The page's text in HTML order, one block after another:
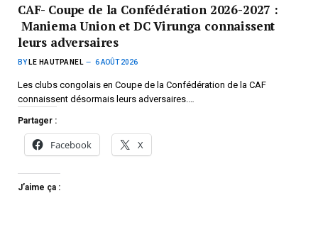
CAF- Coupe de la Confédération 2026-2027 :
Maniema Union et DC Virunga connaissent
leurs adversaires
BY LE HAUTPANEL 6 AOÛT 2026
Les clubs congolais en Coupe de la Confédération de la CAF
connaissent désormais leurs adversaires.…
Partager :
Facebook X
J’aime ça :